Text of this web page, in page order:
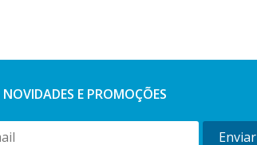
NOVIDADES E PROMOÇÕES
Enviar